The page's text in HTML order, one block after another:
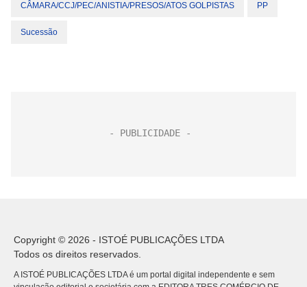
CÂMARA/CCJ/PEC/ANISTIA/PRESOS/ATOS GOLPISTAS PP
Sucessão
Copyright © 2026 - ISTOÉ PUBLICAÇÕES LTDA
Todos os direitos reservados.
A ISTOÉ PUBLICAÇÕES LTDA é um portal digital independente e sem